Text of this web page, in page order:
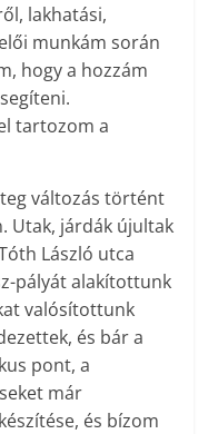
lakhatási,
munkám során
hogy a hozzám
tartozom a
változás történt
Utak, járdák újultak
László utca
pályát alakítottunk
valósítottunk
és bár a
pont, a
már
és bízom